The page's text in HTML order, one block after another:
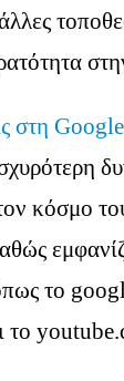
στη Google
κόσμο
το
το